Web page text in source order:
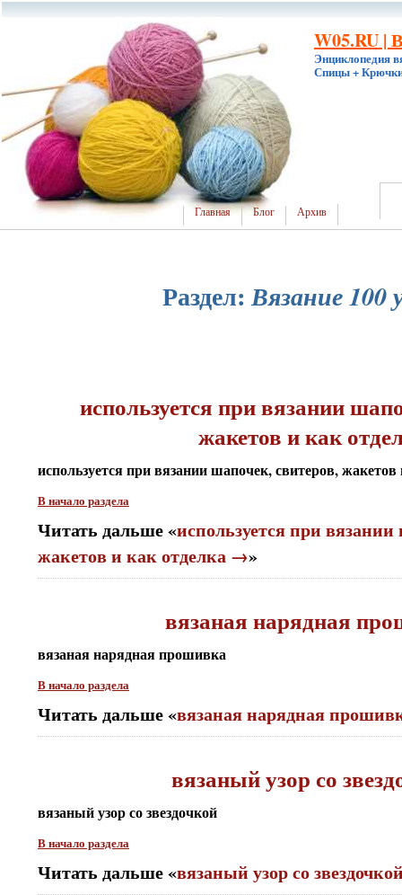
W05.RU |
Энциклопедия
Спицы +
Главная Блог Архив
Раздел:Вязание 100
используется при вязании
жакетов и как
используется при вязании шапочек, свитеров, жакетов
В начало раздела
Читать дальше «используется при
жакетов и как отделка →»
вязаная нарядная
вязаная нарядная прошивка
В начало раздела
Читать дальше «вязаная нарядная
вязаный узор со
вязаный узор со звездочкой
В начало раздела
Читать дальше «вязаный узор со